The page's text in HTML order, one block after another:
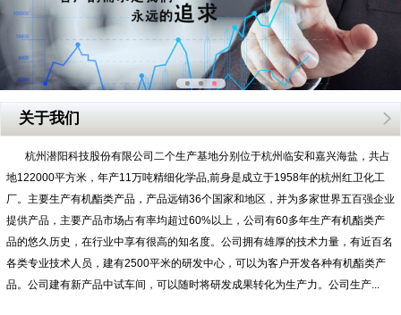
关于我们
杭州潜阳科技股份有限公司二个生产基地分别位于杭州临安和嘉兴海盐，共占
地122000平方米，年产11万吨精细化学品,前身是成立于1958年的杭州红卫化工
厂。主要生产有机酯类产品，产品远销36个国家和地区，并为多家世界五百强企业
提供产品，主要产品市场占有率均超过60%以上，公司有60多年生产有机酯类产
品的悠久历史，在行业中享有很高的知名度。公司拥有雄厚的技术力量，有近百名
各类专业技术人员，建有2500平米的研发中心，可以为客户开发各种有机酯类产
品。公司建有新产品中试车间，可以随时将研发成果转化为生产力。公司生产...